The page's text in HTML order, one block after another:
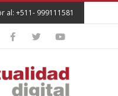
al: +511- 999111581